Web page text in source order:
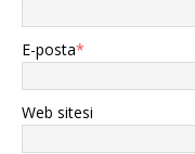
E-posta*
Web sitesi